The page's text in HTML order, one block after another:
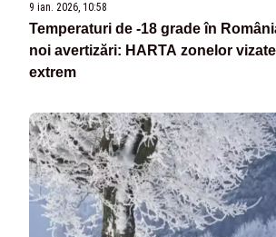
9 ian. 2026, 10:58
Temperaturi de -18 grade în
noi avertizări: HARTA zonelor
extrem